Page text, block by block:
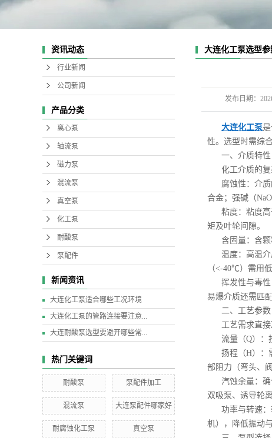
资讯动态
行业新闻
公司新闻
产品分类
离心泵
轴流泵
磁力泵
混流泵
真空泵
化工泵
耐酸泵
泵配件
新闻资讯
大连化工泵适合哪些工况环境
大连化工泵的管路连接要注意...
大连耐酸泵选型要避开哪些常...
热门关键词
耐酸泵 泵配件加工
混流泵 大连泵配件哪家好
耐腐蚀化工泵 真空泵
大连化工泵选型
发布日期：
大连化工泵
性。选型时需综
一、介质特
化工介质的
腐蚀性：介
合金；强碱（
粘度：粘度
矩及叶轮间隙。
含固量：含
温度：高温
（<-40℃）需用
挥发性与毒
易爆介质还需匹
二、工艺参
工艺需求直
流量（Q）：
扬程（H）：
部阻力（弯头、
汽蚀余量：
双吸泵、诱导轮
功率与转速
机），降低振动